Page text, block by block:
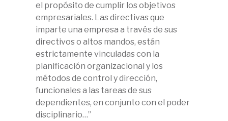
el propósito de cumplir los objetivos
empresariales. Las directivas que
imparte una empresa a través de sus
directivos o altos mandos, están
estrictamente vinculadas con la
planificación organizacional y los
métodos de control y dirección,
funcionales a las tareas de sus
dependientes, en conjunto con el poder
disciplinario…”